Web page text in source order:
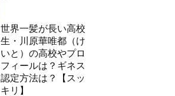
世界一髪が長い高校
生・川原華唯都（け
いと）の高校やプロ
フィールは？ギネス
認定方法は？【スッ
キリ】